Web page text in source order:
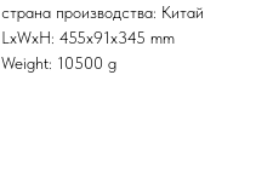
страна производства: Китай
LxWxH: 455x91x345 mm
Weight: 10500 g